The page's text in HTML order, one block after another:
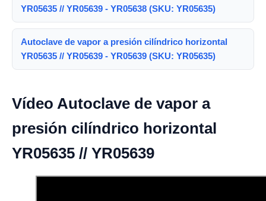
YR05635 // YR05639 - YR05638 (SKU: YR05635)
Autoclave de vapor a presión cilíndrico horizontal
YR05635 // YR05639 - YR05639 (SKU: YR05635)
Vídeo Autoclave de vapor a
presión cilíndrico horizontal
YR05635 // YR05639